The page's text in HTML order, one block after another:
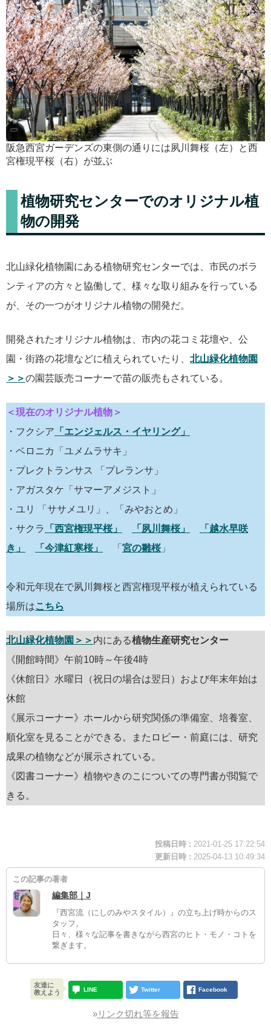
阪急西宮ガーデンズの東側の通りには夙川舞桜（左）と西
宮権現平桜（右）が並ぶ
植物研究センターでのオリジナル植
物の開発
北山緑化植物園にある植物研究センターでは、市民のボラ
ンティアの方々と協働して、様々な取り組みを行っている
が、その一つがオリジナル植物の開発だ。
開発されたオリジナル植物は、市内の花コミ花壇や、公
園・街路の花壇などに植えられていたり、 北山緑化植物園
＞＞の園芸販売コーナーで苗の販売もされている。
＜現在のオリジナル植物＞
・フクシア 「エンジェルス・イヤリング」
・ベロニカ「ユメムラサキ」
・プレクトランサス 「プレランサ」
・アガスタケ「サマーアメジスト」
・ユリ 「ササメユリ」、「みやおとめ」
・サクラ
「西宮権現平桜」 「夙川舞桜」
「越水早咲
き」
「今津紅寒桜」 「 宮の雛桜」
令和元年現在で夙川舞桜と西宮権現平桜が植えられている
場所はこちら
北山緑化植物園＞＞ 内にある植物生産研究センター
《開館時間》午前10時～午後4時
《休館日》水曜日（祝日の場合は翌日）および年末年始は
休館
《展示コーナー》ホールから研究関係の準備室、培養室、
順化室を見ることができる。またロビー・前庭には、研究
成果の植物などが展示されている。
《図書コーナー》植物やきのこについての専門書が閲覧で
きる。
投稿日時 : 2021-01-25 17:22:54
更新日時 : 2025-04-13 10:49:34
この記事の著者
編集部｜J
『西宮流（にしのみやスタイル）』の立ち上げ時からのス
タッフ。
日々、様々な記事を書きながら西宮のヒト・モノ・コトを
繋ぎます。
友達に
教えよう
LINE Twitter Facebook
»リンク切れ等を報告